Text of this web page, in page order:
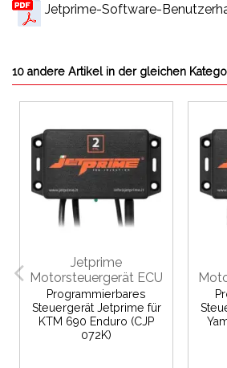
Jetprime-Software-
10 andere Artikel in der gleichen
Jetprime
Motorsteuergerät ECU
Programmierbares
Steuergerät Jetprime für
KTM 690 Enduro (CJP
072K)